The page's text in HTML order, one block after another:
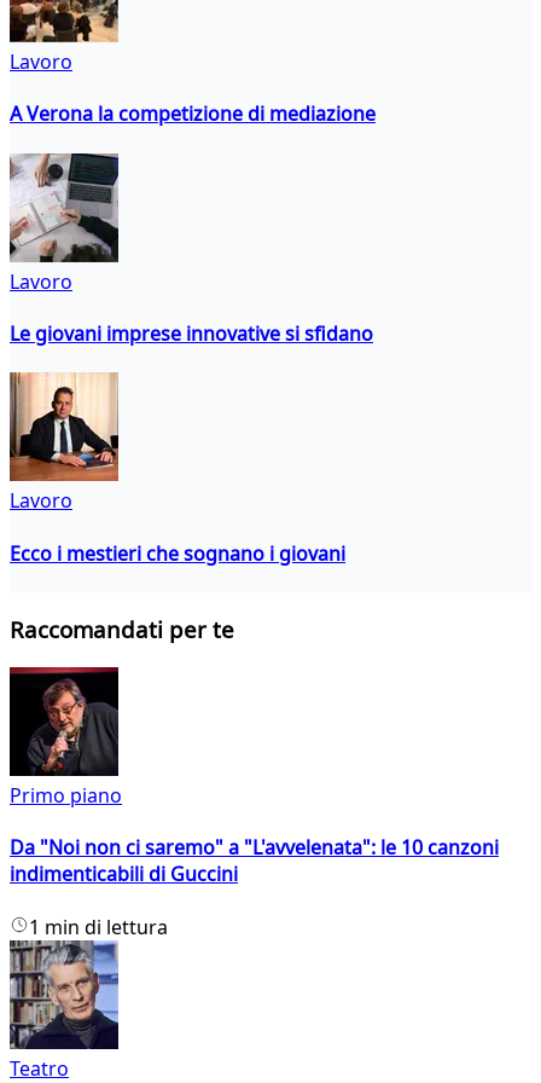
Lavoro
A Verona la competizione di mediazione
Lavoro
Le giovani imprese innovative si sfidano
Lavoro
Ecco i mestieri che sognano i giovani
Raccomandati per te
Primo piano
Da "Noi non ci saremo" a "L'avvelenata": le 10 canzoni
indimenticabili di Guccini
1 min di lettura
Teatro